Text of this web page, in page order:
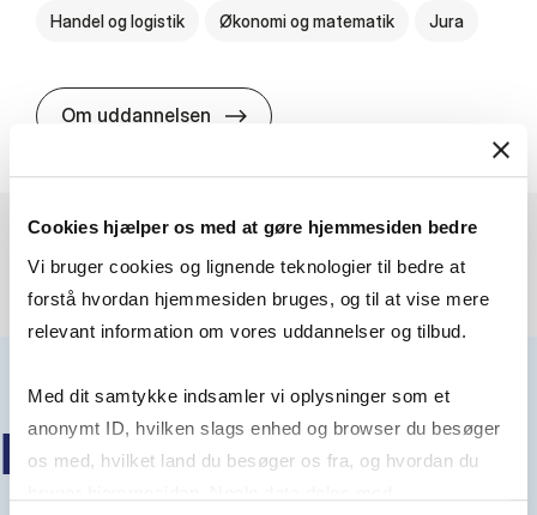
Cookies hjælper os med at gøre hjemmesiden bedre
Vi bruger cookies og lignende teknologier til bedre at
forstå hvordan hjemmesiden bruges, og til at vise mere
relevant information om vores uddannelser og tilbud.
Med dit samtykke indsamler vi oplysninger som et
anonymt ID, hvilken slags enhed og browser du besøger
os med, hvilket land du besøger os fra, og hvordan du
Handel og logistik Økonomi og matematik Jura
Om uddannelsen HA(jur.) - erhvervs­økonomi og
IN­FO­MØ­DER OM OP­TA­GEL­SE